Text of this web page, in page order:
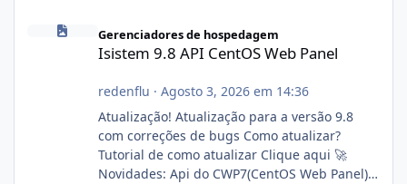
Isistem 9.8 API CentOS Web Panel
Gerenciadores de hospedagem
Isistem 9.8 API CentOS Web Panel
redenflu · Agosto 3, 2026 em 14:36
Atualização! Atualização para a versão 9.8
com correções de bugs Como atualizar?
Tutorial de como atualizar Clique aqui 🚀
Novidades: Api do CWP7(CentOS Web Panel)